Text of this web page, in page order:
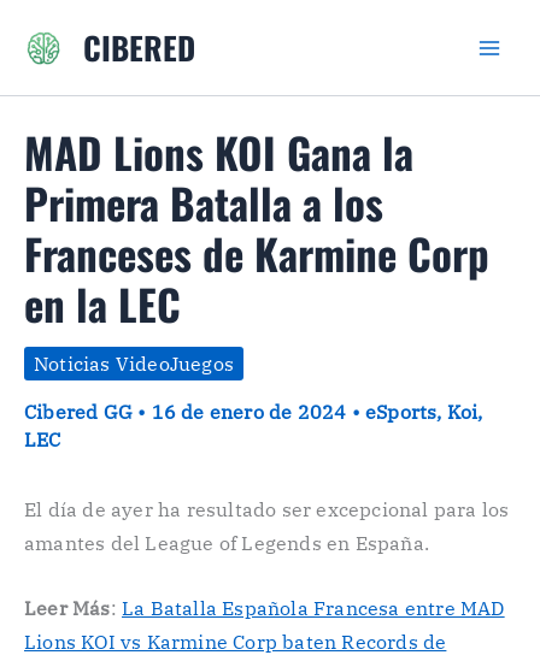
CIBERED
MAD Lions KOI Gana la
Primera Batalla a los
Franceses de Karmine Corp
en la LEC
Noticias VideoJuegos
Cibered GG • 16 de enero de 2024 •eSports, Koi,
LEC
El día de ayer ha resultado ser excepcional para los
amantes del League of Legends en España.
Leer Más:La Batalla Española Francesa entre MAD
Lions KOI vs Karmine Corp baten Records de